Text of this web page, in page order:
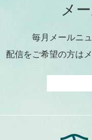
メ
毎月メールニ
配信をご希望の方は